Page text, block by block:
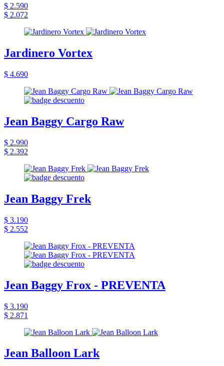
$ 2.590
$ 2.072
Jardinero Vortex
$ 4.690
Jean Baggy Cargo Raw
$ 2.990
$ 2.392
Jean Baggy Frek
$ 3.190
$ 2.552
Jean Baggy Frox - PREVENTA
$ 3.190
$ 2.871
Jean Balloon Lark